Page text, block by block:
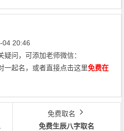
04 20:46
问，可添加老师微信：
一起名，或者直接点击这里免费在
免费取名
免费生辰八字取名